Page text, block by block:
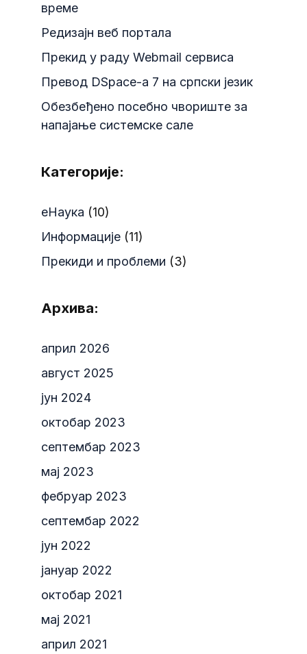
време
Редизајн веб портала
Прекид у раду Webmail сервиса
Превод DSpace-a 7 на српски језик
Обезбеђено посебно чвориште за
напајање системске сале
Категорије:
еНаука (10)
Информације (11)
Прекиди и проблеми (3)
Архива:
април 2026
август 2025
јун 2024
октобар 2023
септембар 2023
мај 2023
фебруар 2023
септембар 2022
јун 2022
јануар 2022
октобар 2021
мај 2021
април 2021